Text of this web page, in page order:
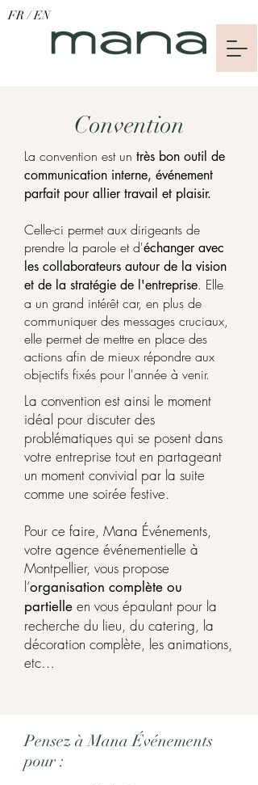
FR/EN
Convention
La convention est un très bon outil de
communication interne, événement
parfait pour allier travail et plaisir.
Celle-ci permet aux dirigeants de
prendre la parole et d'échanger avec
les collaborateurs autour de la vision
et de la stratégie de l'entreprise. Elle
a un grand intérêt car, en plus de
communiquer des messages cruciaux,
elle permet de mettre en place des
actions afin de mieux répondre aux
objectifs fixés pour l'année à venir.
La convention est ainsi le moment
idéal pour discuter des
problématiques qui se posent dans
votre entreprise tout en partageant
un moment convivial par la suite
comme une soirée festive.
Pour ce faire, Mana Événements,
votre agence événementielle à
Montpellier, vous propose
l‘organisation complète ou
partielle en vous épaulant pour la
recherche du lieu, du catering, la
décoration complète, les animations,
etc…
Pensez à Mana Événements
pour :